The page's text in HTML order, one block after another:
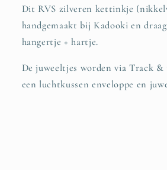
Dit RVS zilveren kettinkje
handgemaakt bij Kadooki en
hangertje + hartje.
De juweeltjes worden via Track
een luchtkussen enveloppe en